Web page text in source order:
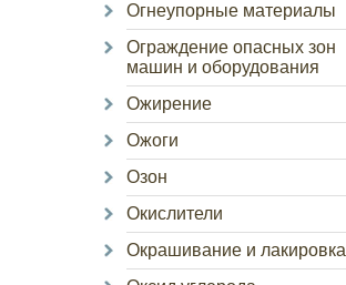
Огнеупорные материалы
Ограждение опасных зон
машин и оборудования
Ожирение
Ожоги
Озон
Окислители
Окрашивание и лакировка